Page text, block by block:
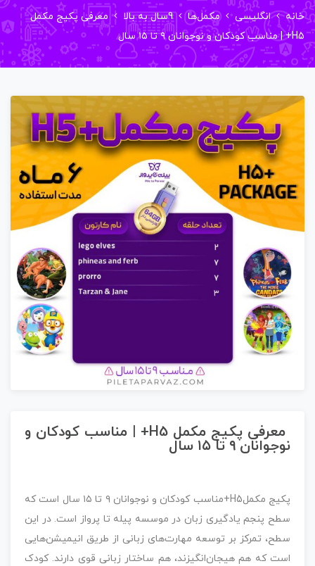
انگلیسی مکمل‌ها 9سال به بالا معرفی پکیج مکمل
معرفی پکیج مکمل H5+ | مناسب کودکان و
نوجوانان ۹ تا ۱۵ سال
پکیج مکملH5+مناسب کودکان و نوجوانان ۹ تا ۱۵ سال است که
سطح پنجم یادگیری زبان در موسسه پیله تا پرواز است. در این
سطح، تمرکز بر توسعه مهارت‌های زبانی از طریق انیمیشن‌هایی
است که هم هیجان‌انگیزند، هم ساختار زبانی قوی دارند. کودک